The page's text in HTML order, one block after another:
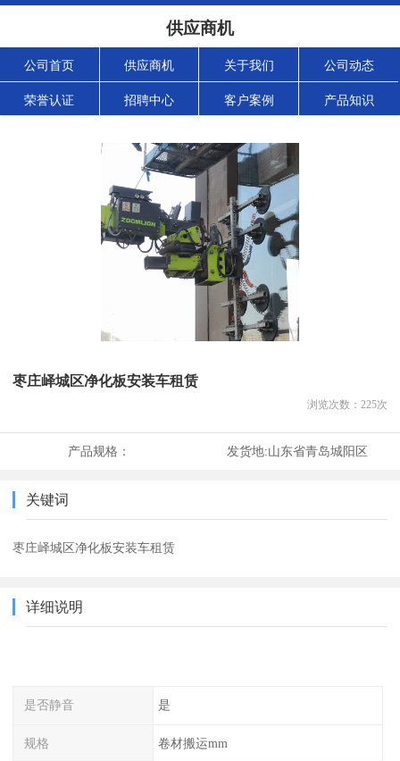
供应商机
公司首页 供应商机 关于我们 公司动态
荣誉认证 招聘中心 客户案例 产品知识
枣庄峄城区净化板安装车租赁
浏览次数： 225次
产品规格： 发货地:山东省青岛城阳区
关键词
枣庄峄城区净化板安装车租赁
详细说明
是否静音 是
规格 卷材搬运mm